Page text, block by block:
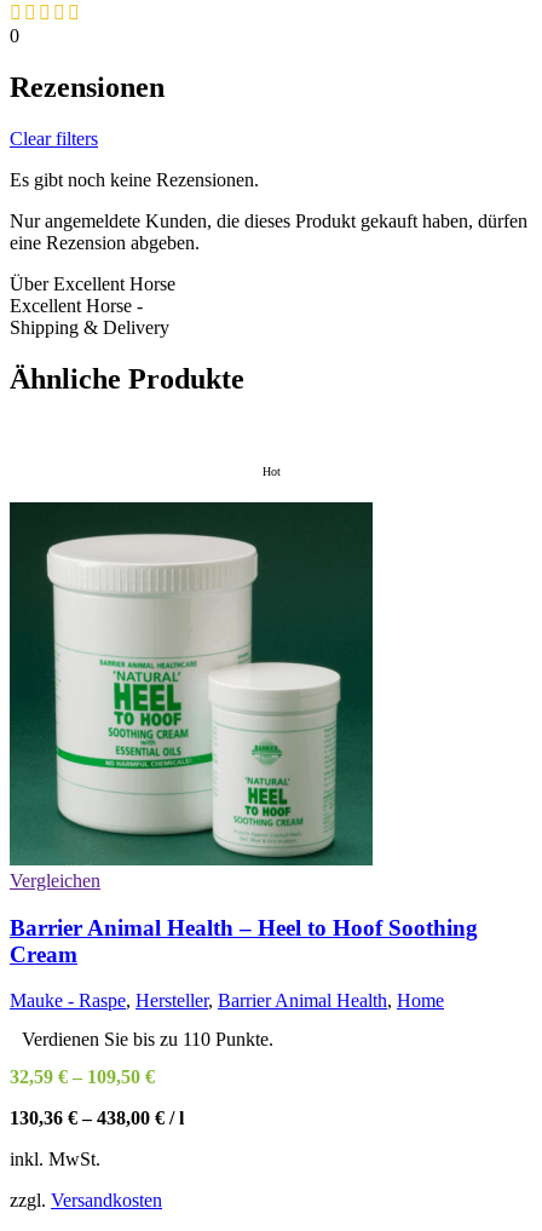
0
Rezensionen
Clear filters
Es gibt noch keine Rezensionen.
Nur angemeldete Kunden, die dieses Produkt gekauft haben, dürfen
eine Rezension abgeben.
Über Excellent Horse
Excellent Horse -
Shipping & Delivery
Ähnliche Produkte
Hot
Vergleichen
Barrier Animal Health – Heel to Hoof Soothing
Cream
Mauke - Raspe, Hersteller, Barrier Animal Health, Home
Verdienen Sie bis zu 110 Punkte.
32,59 € – 109,50 €
130,36 €–438,00 € /l
inkl. MwSt.
zzgl. Versandkosten